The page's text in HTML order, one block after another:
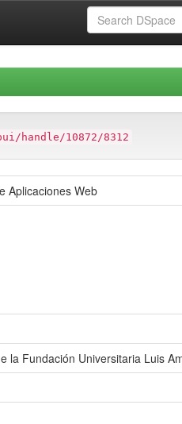
handle/10872/8312
Aplicaciones Web
la Fundación Universitaria Luis